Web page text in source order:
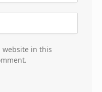
website in this